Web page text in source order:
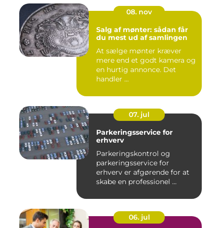
08. nov
Salg af mønter: sådan får
du mest ud af samlingen
At sælge mønter kræver
mere end et godt kamera og
en hurtig annonce. Det
handler ...
07. jul
Parkeringsservice for
erhverv
Parkeringskontrol og
parkeringsservice for
erhverv er afgørende for at
skabe en professionel ...
06. jul